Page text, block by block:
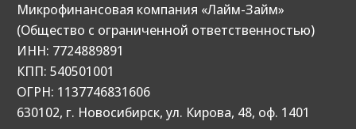
У вас остались вопросы?Задайтеих нам.
Ответим вам в самые короткие сроки.
© 2013‑2026. Все права защищены
МФК «Лайм‑Займ» (ООО)